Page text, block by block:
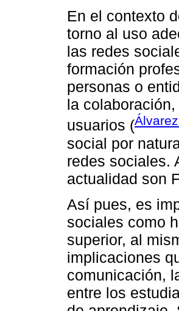
En el contexto
torno al uso
las redes
formación
personas o
la
usuarios (
social por
redes sociales.
actualidad son
Así pues, es
sociales como
superior, al
implicaciones
comunicación,
entre los